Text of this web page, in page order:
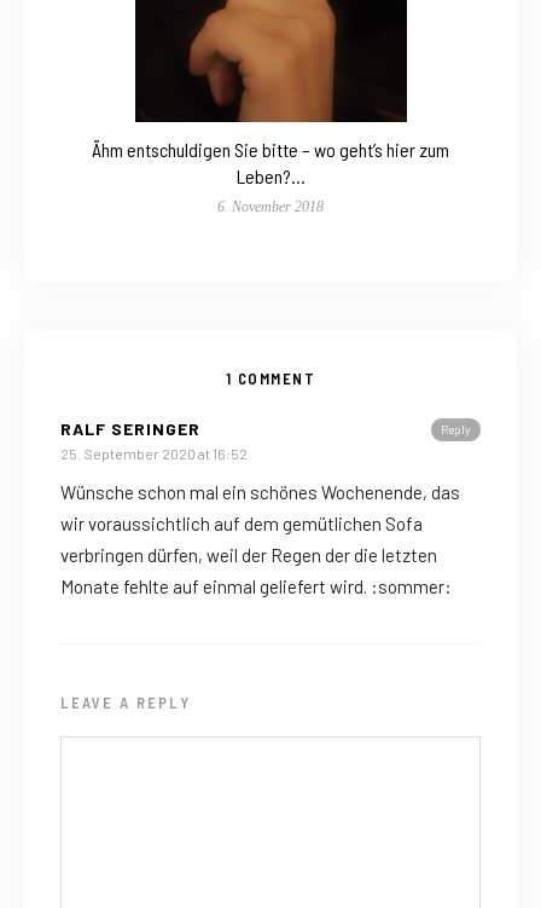
Ähm entschuldigen Sie bitte – wo geht’s hier zum
Leben?…
6. November 2018
1 COMMENT
Reply
RALF SERINGER
25. September 2020 at 16:52
Wünsche schon mal ein schönes Wochenende, das
wir voraussichtlich auf dem gemütlichen Sofa
verbringen dürfen, weil der Regen der die letzten
Monate fehlte auf einmal geliefert wird. :sommer:
LEAVE A REPLY